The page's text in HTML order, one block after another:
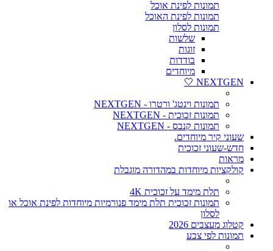
תמונות לפינת אוכל
תמונות לפינת האוכל
תמונות לסלון
שלשות
זוגות
בודדות
מיוחדים
NEXTGEN 🤍
תמונות וינטג' ורטרו - NEXTGEN
תמונות זכוכית - NEXTGEN
תמונות קנבס - NEXTGEN
שעוני קיר מיוחדים.
חדש-שעוני זכוכית
מראות
קולקציות מיוחדות במהדורה מוגבלת
תלת מימד על זכוכית 4K
תמונות זכוכית תלת מימד פנורמיות מיוחדות לפינת אוכל או
לסלון
קטלוג מעצבים 2026
תמונות לפי צבע